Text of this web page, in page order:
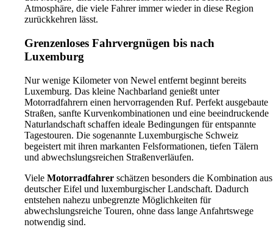
Atmosphäre, die viele Fahrer immer wieder in diese Region
zurückkehren lässt.
Grenzenloses Fahrvergnügen bis nach
Luxemburg
Nur wenige Kilometer von Newel entfernt beginnt bereits
Luxemburg. Das kleine Nachbarland genießt unter
Motorradfahrern einen hervorragenden Ruf. Perfekt ausgebaute
Straßen, sanfte Kurvenkombinationen und eine beeindruckende
Naturlandschaft schaffen ideale Bedingungen für entspannte
Tagestouren. Die sogenannte Luxemburgische Schweiz
begeistert mit ihren markanten Felsformationen, tiefen Tälern
und abwechslungsreichen Straßenverläufen.
Viele Motorradfahrer schätzen besonders die Kombination aus
deutscher Eifel und luxemburgischer Landschaft. Dadurch
entstehen nahezu unbegrenzte Möglichkeiten für
abwechslungsreiche Touren, ohne dass lange Anfahrtswege
notwendig sind.